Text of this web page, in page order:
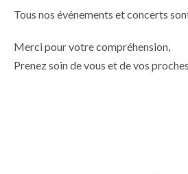
Tous nos événements et concerts
Merci pour votre compréhension,
Prenez soin de vous et de vos proches.